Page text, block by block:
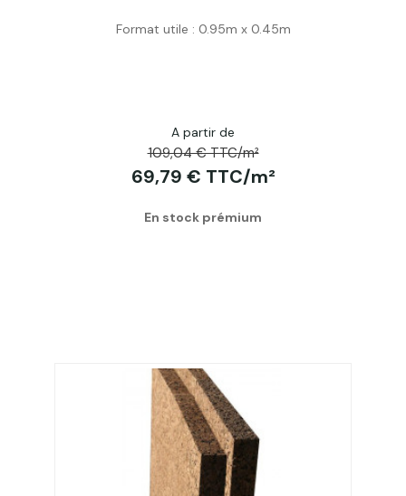
Format utile : 0.95m x 0.45m
A partir de
109,04 € TTC/m²
69,79 € TTC/m²
En stock prémium